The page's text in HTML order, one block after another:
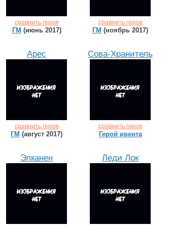
сравнить героя
ГМ (июнь 2017)
сравнить героя
ГМ (ноябрь 2017)
Арес
сравнить героя
ГМ (август 2017)
Сова-Хранитель
сравнить героя
Герой ивента
Элканен Леди Лок